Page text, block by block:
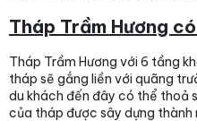
Tháp Trầm Hương
Tháp Trầm Hương với 6 tầng
tháp sẽ gắng liền với quãng
du khách đến đây có thể thoả
của tháp được sây dựng thành